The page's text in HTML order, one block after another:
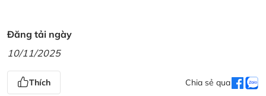
Đăng tải ngày
10/11/2025
Thích Chia sẻ qua